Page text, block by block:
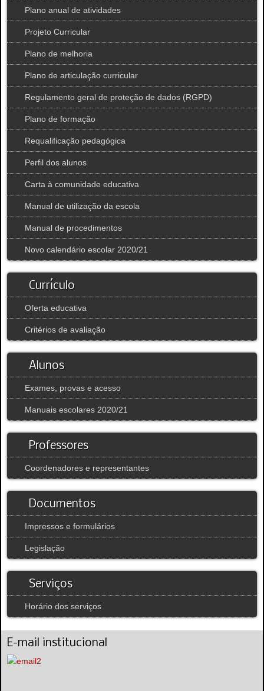
Plano anual de atividades
Projeto Curricular
Plano de melhoria
Plano de articulação curricular
Regulamento geral de proteção de dados (RGPD)
Plano de formação
Requalificação pedagógica
Perfil dos alunos
Carta à comunidade educativa
Manual de utilização da escola
Manual de procedimentos
Novo calendário escolar 2020/21
Currículo
Oferta educativa
Critérios de avaliação
Alunos
Exames, provas e acesso
Manuais escolares 2020/21
Professores
Coordenadores e representantes
Documentos
Impressos e formulários
Legislação
Serviços
Horário dos serviços
E-mail institucional